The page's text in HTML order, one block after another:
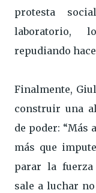
protesta
laboratorio,
repudiando
Finalmente,
construir una
de poder: “Más
más que
parar la fuerza
sale a luchar